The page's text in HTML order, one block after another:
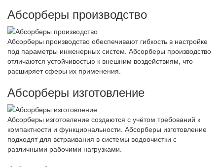
Абсорберы производство
Абсорберы производство обеспечивают гибкость в настройке
под параметры инженерных систем. Абсорберы производство
отличаются устойчивостью к внешним воздействиям, что
расширяет сферы их применения.
Абсорберы изготовление
Абсорберы изготовление создаются с учётом требований к
компактности и функциональности. Абсорберы изготовление
подходят для встраивания в системы водоочистки с
различными рабочими нагрузками.